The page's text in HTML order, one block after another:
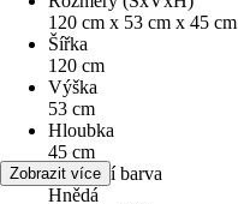
120 cm x 53 cm x 45 cm
Šířka
120 cm
Výška
53 cm
Hloubka
45 cm
Základní barva
Hnědá
Zobrazit více